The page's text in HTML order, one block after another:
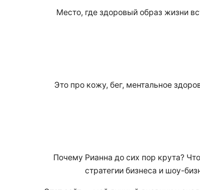
Место, где здоровый образ жизни
Это про кожу, бег, ментальное
Почему Рианна до сих пор крута?
стратегии бизнеса и шоу-